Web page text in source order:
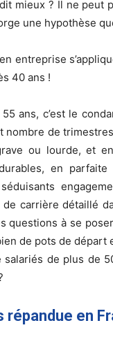
mieux ? Il ne peut
une hypothèse
entreprise
40 ans !
ans, c’est le
nombre de
ou lourde, et
en
carrière détaillé
questions à se
de pots de
de plus de
répandue en